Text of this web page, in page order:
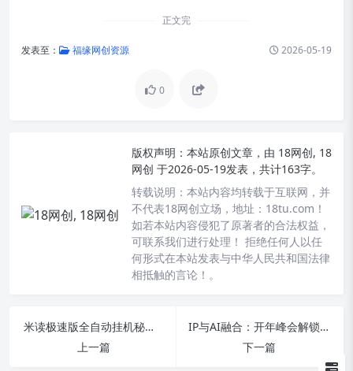
正文完
发表至： 福缘网创资源 2026-05-19
0
版权声明： 本站原创文章，由 18网创, 18
网创 于2026-05-19发表，共计163字。
转载说明： 本站内容均转载于互联网，并
不代表18网创立场，地址：18tu.com！
如若本站内容侵犯了原著者的合法权益，
可联系我们进行处理！ 拒绝任何人以任
何形式在本站发表与中华人民共和国法律
相抵触的言论！。
米读极速版全自动挂机秘籍：单日赚500+，月入超1万，零基础教程实测30天稳定提现
上一篇
IP与AI融合：开年峰会解锁私域流量破局及全域变现实战课
下一篇